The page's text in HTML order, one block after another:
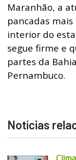
Maranhão, a
pancadas
interior do
segue firme e
partes da
Pernambuco.
Notícias